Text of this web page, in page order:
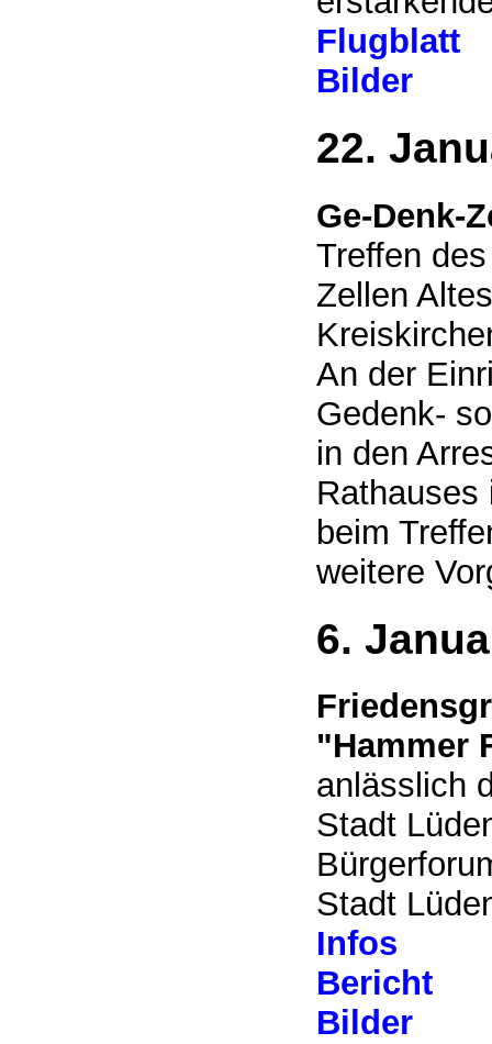
Flugblatt
Bilder
22.
Ge-Denk-
Treffen
Zellen
An der
Gedenk-
in den
Rathauses
beim
weitere
6.
"Hammer
anlässlich
Stadt
Stadt
Infos
Bericht
Bilder